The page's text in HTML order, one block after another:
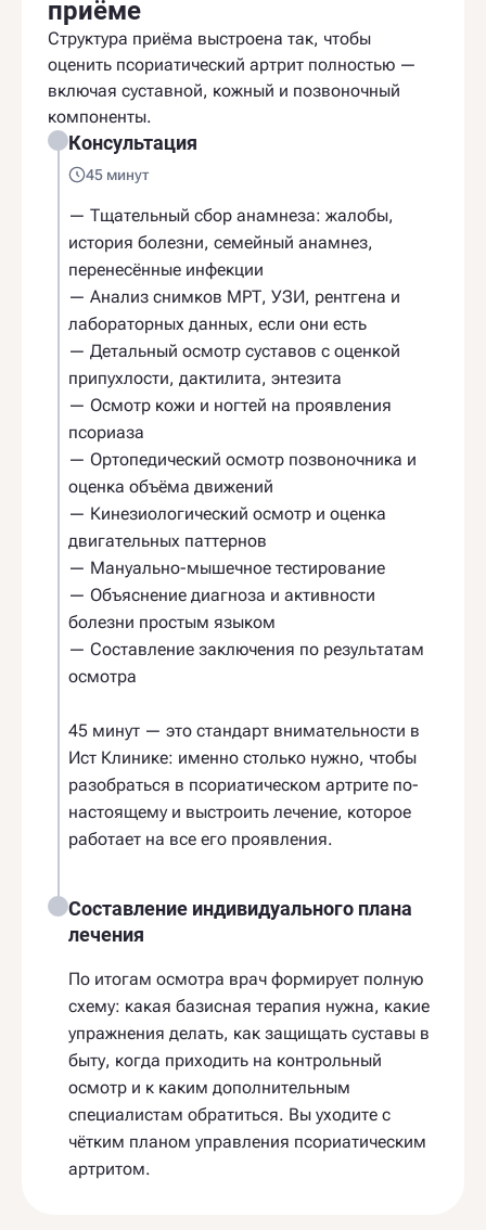
приёме
Структура приёма выстроена так, чтобы
оценить псориатический артрит полностью —
включая суставной, кожный и позвоночный
компоненты.
Консультация
45 минут
— Тщательный сбор анамнеза: жалобы,
история болезни, семейный анамнез,
перенесённые инфекции
— Анализ снимков МРТ, УЗИ, рентгена и
лабораторных данных, если они есть
— Детальный осмотр суставов с оценкой
припухлости, дактилита, энтезита
— Осмотр кожи и ногтей на проявления
псориаза
— Ортопедический осмотр позвоночника и
оценка объёма движений
— Кинезиологический осмотр и оценка
двигательных паттернов
— Мануально-мышечное тестирование
— Объяснение диагноза и активности
болезни простым языком
— Составление заключения по результатам
осмотра
45 минут — это стандарт внимательности в
Ист Клинике: именно столько нужно, чтобы
разобраться в псориатическом артрите по-
настоящему и выстроить лечение, которое
работает на все его проявления.
Составление индивидуального плана
лечения
По итогам осмотра врач формирует полную
схему: какая базисная терапия нужна, какие
упражнения делать, как защищать суставы в
быту, когда приходить на контрольный
осмотр и к каким дополнительным
специалистам обратиться. Вы уходите с
чётким планом управления псориатическим
артритом.